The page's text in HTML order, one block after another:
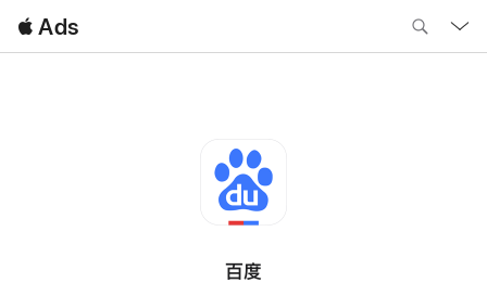
 Ads
Nav
Open
Menu
百度